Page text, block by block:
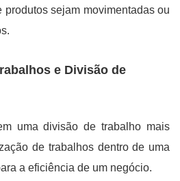
sejam movimentadas ou
e Divisão de
uma divisão de trabalho mais
de trabalhos dentro de uma
a eficiência de um negócio.